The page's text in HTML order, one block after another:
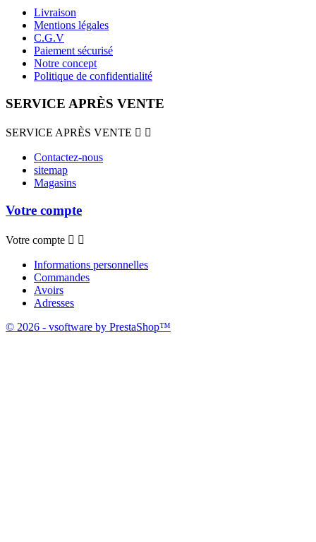
Livraison
Mentions légales
C.G.V
Paiement sécurisé
Notre concept
Politique de confidentialité
SERVICE APRÈS VENTE
SERVICE APRÈS VENTE  
Contactez-nous
sitemap
Magasins
Votre compte
Votre compte  
Informations personnelles
Commandes
Avoirs
Adresses
© 2026 - vsoftware by PrestaShop™